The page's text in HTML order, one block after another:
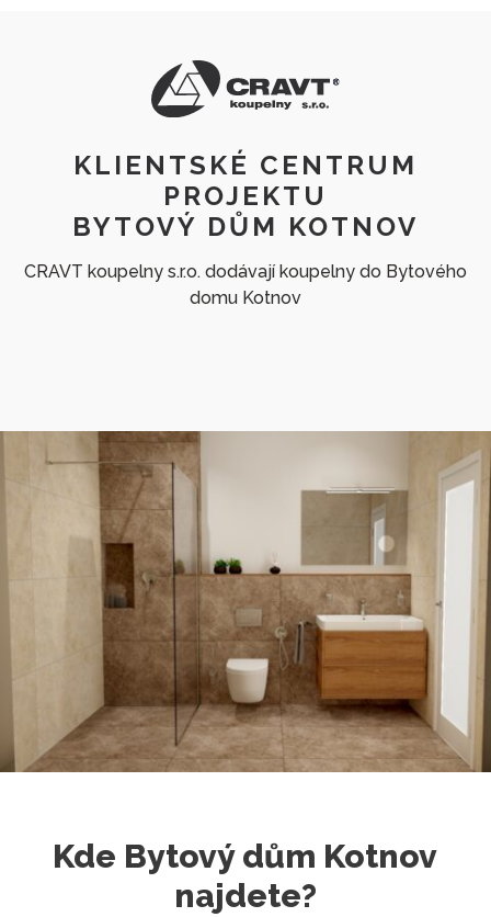
KLIENTSKÉ CENTRUM
PROJEKTU
BYTOVÝ DŮM KOTNOV
CRAVT koupelny s.r.o. dodávají koupelny do Bytového
domu Kotnov
Kde Bytový dům Kotnov
najdete?